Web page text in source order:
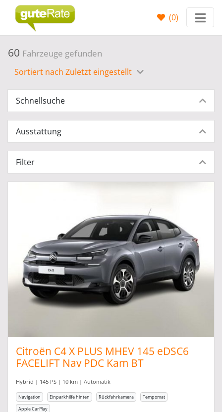
(0)
60 Fahrzeuge gefunden
Sortiert nach Zuletzt eingestellt
Schnellsuche
Ausstattung
Filter
Citroën C4 X PLUS MHEV 145 eDSC6
FACELIFT Nav PDC Kam BT
Hybrid | 145 PS | 10 km | Automatik
Navigation Einparkhilfe hinten Rückfahrkamera
Tempomat
Apple CarPlay